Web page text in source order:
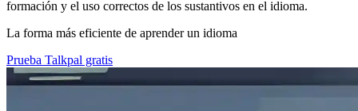
formación y el uso correctos de los sustantivos en el idioma.
La forma más eficiente de aprender un idioma
Prueba Talkpal gratis